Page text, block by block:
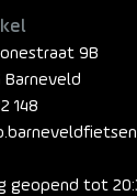
9B
Barneveld
148
geopend tot